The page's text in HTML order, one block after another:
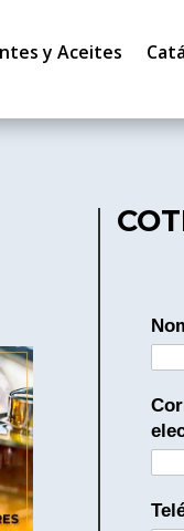
y Aceites